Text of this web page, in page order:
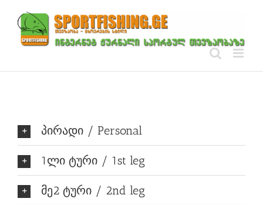
content
პირადი / Personal
1ლი ტური / 1st leg
მე2 ტური / 2nd leg